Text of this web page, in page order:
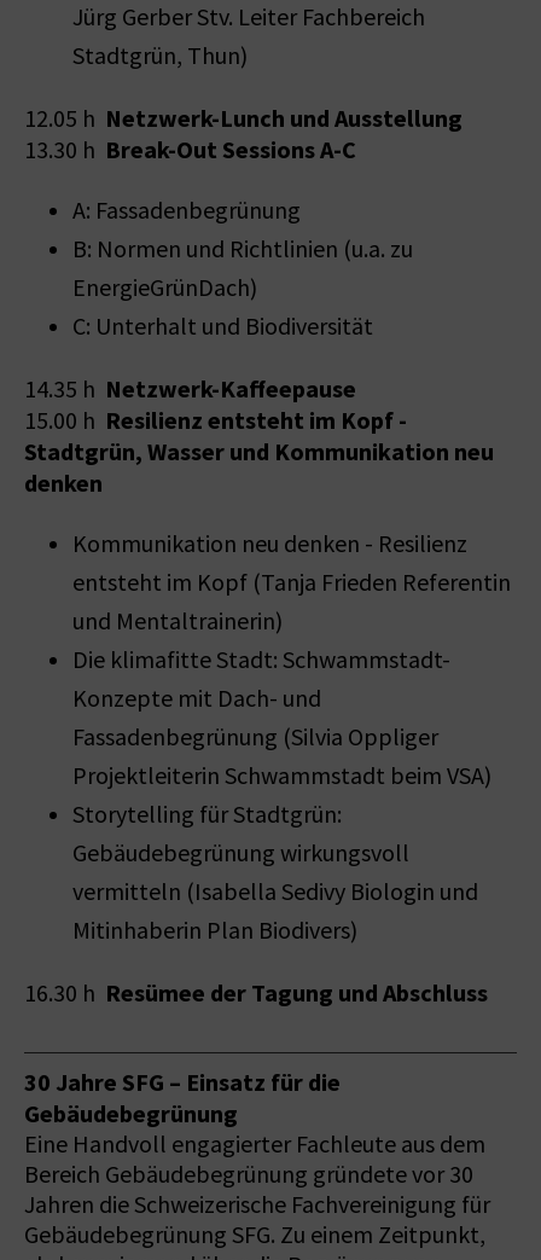
Jürg Gerber Stv. Leiter Fachbereich
Stadtgrün, Thun)
12.05 h Netzwerk-Lunch und Ausstellung
13.30 h Break-Out Sessions A-C
A: Fassadenbegrünung
B: Normen und Richtlinien (u.a. zu
EnergieGrünDach)
C: Unterhalt und Biodiversität
14.35 h Netzwerk-Kaffeepause
15.00 h Resilienz entsteht im Kopf -
Stadtgrün, Wasser und Kommunikation neu
denken
Kommunikation neu denken - Resilienz
entsteht im Kopf (Tanja Frieden Referentin
und Mentaltrainerin)
Die klimafitte Stadt: Schwammstadt-
Konzepte mit Dach- und
Fassadenbegrünung (Silvia Oppliger
Projektleiterin Schwammstadt beim VSA)
Storytelling für Stadtgrün:
Gebäudebegrünung wirkungsvoll
vermitteln (Isabella Sedivy Biologin und
Mitinhaberin Plan Biodivers)
16.30 h Resümee der Tagung und Abschluss
30 Jahre SFG – Einsatz für die
Gebäudebegrünung
Eine Handvoll engagierter Fachleute aus dem
Bereich Gebäudebegrünung gründete vor 30
Jahren die Schweizerische Fachvereinigung für
Gebäudebegrünung SFG. Zu einem Zeitpunkt,